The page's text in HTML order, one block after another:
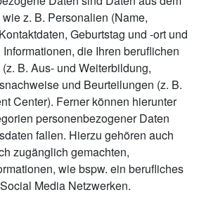
z. B. Personalien (Name,
Geburtstag und -ort und
die Ihren beruflichen
B. Aus- und Weiterbildung,
und Beurteilungen (z. B.
Center). Ferner können hierunter
personenbezogener Daten
fallen. Hierzu gehören auch
zugänglich gemachten,
wie bspw. ein berufliches
Media Netzwerken.